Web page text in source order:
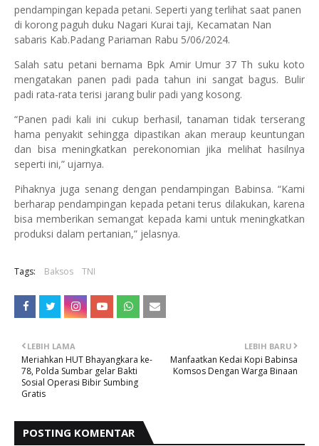
pendampingan kepada petani. Seperti yang terlihat saat panen
di korong paguh duku Nagari Kurai taji, Kecamatan Nan
sabaris Kab.Padang Pariaman Rabu 5/06/2024.
Salah satu petani bernama Bpk Amir Umur 37 Th suku koto
mengatakan panen padi pada tahun ini sangat bagus. Bulir
padi rata-rata terisi jarang bulir padi yang kosong.
“Panen padi kali ini cukup berhasil, tanaman tidak terserang
hama penyakit sehingga dipastikan akan meraup keuntungan
dan bisa meningkatkan perekonomian jika melihat hasilnya
seperti ini,” ujarnya.
Pihaknya juga senang dengan pendampingan Babinsa. “Kami
berharap pendampingan kepada petani terus dilakukan, karena
bisa memberikan semangat kepada kami untuk meningkatkan
produksi dalam pertanian,” jelasnya.
Tags: Baksos TNI
LEBIH BARU
Manfaatkan Kedai Kopi Babinsa
Komsos Dengan Warga Binaan
LEBIH LAMA
Meriahkan HUT Bhayangkara ke-
78, Polda Sumbar gelar Bakti
Sosial Operasi Bibir Sumbing
Gratis
POSTING KOMENTAR